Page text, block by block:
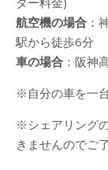
航空機の場合 ：
駅から徒歩6分
車の場合 ：阪神
※自分の車を一
※シェアリング
きませんのでご